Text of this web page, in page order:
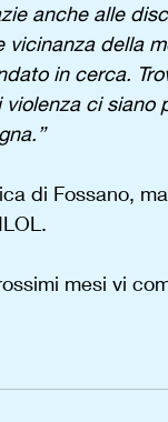
anche alle
della
in cerca.
ci siano
di Fossano,
mesi vi